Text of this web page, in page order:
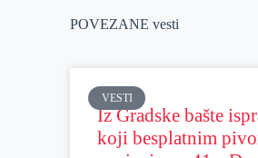
POVEZANE vesti
VESTI
Iz Gradske bašte
koji besplatnim